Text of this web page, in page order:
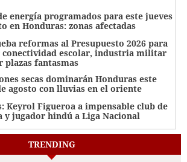
energía programados para este jueves
en Honduras: zonas afectadas
reformas al Presupuesto 2026 para
conectividad escolar, industria militar
plazas fantasmas
secas dominarán Honduras este
agosto con lluvias en el oriente
Keyrol Figueroa a impensable club de
y jugador hindú a Liga Nacional
TRENDING